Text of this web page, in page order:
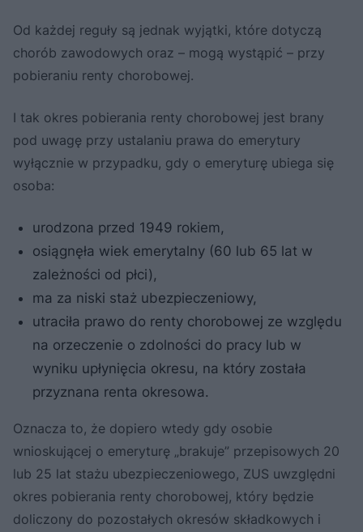
Od każdej reguły są jednak wyjątki, które dotyczą
chorób zawodowych oraz – mogą wystąpić – przy
pobieraniu renty chorobowej.
I tak okres pobierania renty chorobowej jest brany
pod uwagę przy ustalaniu prawa do emerytury
wyłącznie w przypadku, gdy o emeryturę ubiega się
osoba:
urodzona przed 1949 rokiem,
osiągnęła wiek emerytalny (60 lub 65 lat w
zależności od płci),
ma za niski staż ubezpieczeniowy,
utraciła prawo do renty chorobowej ze względu
na orzeczenie o zdolności do pracy lub w
wyniku upłynięcia okresu, na który została
przyznana renta okresowa.
Oznacza to, że dopiero wtedy gdy osobie
wnioskującej o emeryturę „brakuje” przepisowych 20
lub 25 lat stażu ubezpieczeniowego, ZUS uwzględni
okres pobierania renty chorobowej, który będzie
doliczony do pozostałych okresów składkowych i